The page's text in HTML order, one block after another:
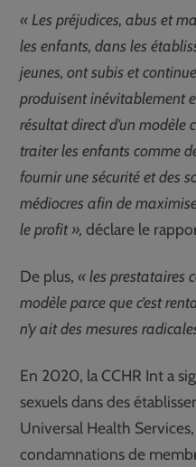
« Les préjudices, abus et
les enfants, dans les
jeunes, ont subis et
produisent inévitablement
résultat direct d’un
traiter les enfants comme
fournir une sécurité et des
médiocres afin de
le profit », déclare le
De plus,« les prestataires
modèle parce que c’est
n’y ait des mesures
En 2020, la CCHR Int a
sexuels dans des
Universal Health
condamnations de